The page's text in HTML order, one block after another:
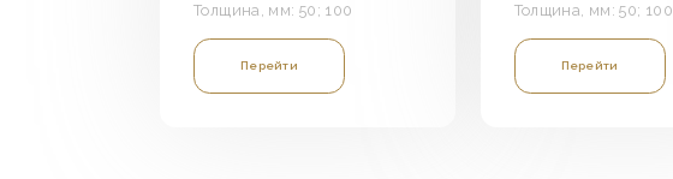
Толщина, мм: 50; 100
Перейти
Толщина, мм: 50; 100
Перейти